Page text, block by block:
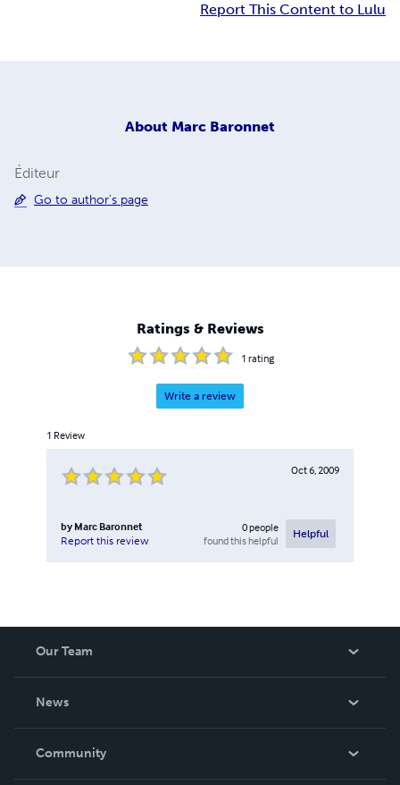
Report This Content to Lulu
About Marc Baronnet
Éditeur
Go to author's page
Ratings & Reviews
1 rating
Write a review
1 Review
Oct 6, 2009
by Marc Baronnet
Report this review
0people
found this helpful
Helpful
Our Team
News
In The News
Community